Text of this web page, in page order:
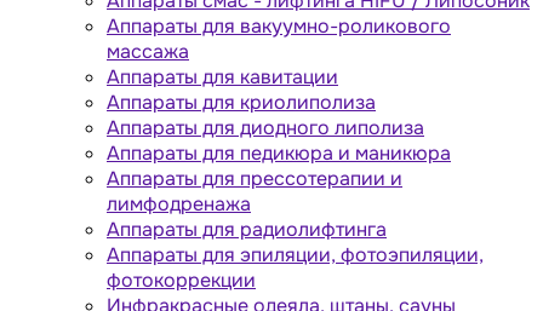
Аппараты для вакуумно-роликового
массажа
Аппараты для кавитации
Аппараты для криолиполиза
Аппараты для диодного липолиза
Аппараты для педикюра и маникюра
Аппараты для прессотерапии и
лимфодренажа
Аппараты для радиолифтинга
Аппараты для эпиляции, фотоэпиляции,
фотокоррекции
Инфракрасные одеяла, штаны, сауны